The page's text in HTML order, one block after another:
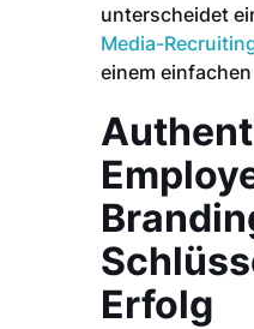
unterscheidet
Media-
einem
Erfolg